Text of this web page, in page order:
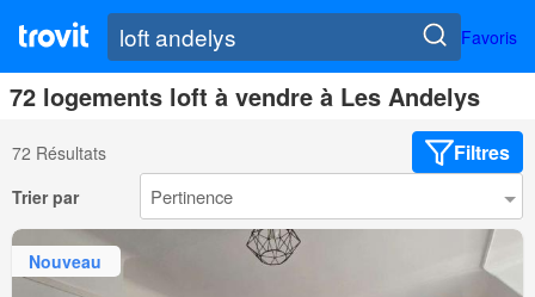
Favoris
72 logements loft à vendre à Les Andelys
72 Résultats Filtres
Trier par
Nouveau